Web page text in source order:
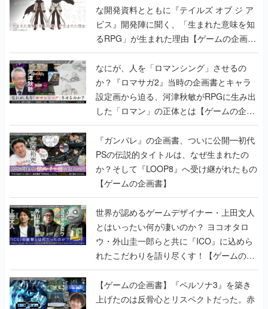
な開発資料とともに『テイルズ オブ ジ ア
ビス』開発陣に聞く、「生まれた意味を知
るRPG」が生まれた理由【ゲームの企画
書】
なにが、人を「ロマンシング」させるの
か？『ロマサガ2』当時の企画書とキャラ
設定画から迫る、河津秋敏がRPGに生み出
した「ロマン」の正体とは【ゲームの企画
書】
『ガンパレ』の企画書、ついに公開━初代
PSの伝説的タイトルは、なぜ生まれたの
か？そして『LOOP8』へ受け継がれたもの
【ゲームの企画書】
世界が認めるゲームデザイナー・上田文人
とはいったい何が凄いのか？ ヨコオタロ
ウ・外山圭一郎らと共に『ICO』に込めら
れたこだわりを語り尽くす！【ゲームの企
画書】
【ゲームの企画書】『ペルソナ3』を築き
上げたのは反骨心とリスペクトだった。赤